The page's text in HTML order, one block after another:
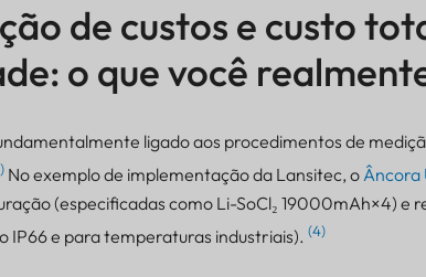
de custos e custo
o que você
ligado aos procedimentos de
No exemplo de implementação da Lansitec, oÂncora
(especificadas como Li-SoCl₂ 19000mAh×4) e
IP66 e para temperaturas industriais). (4)